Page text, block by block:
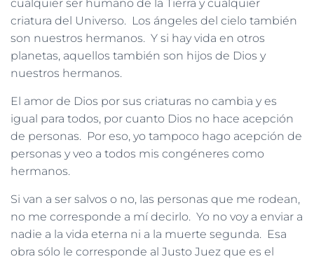
cualquier ser humano de la Tierra y cualquier
criatura del Universo. Los ángeles del cielo también
son nuestros hermanos. Y si hay vida en otros
planetas, aquellos también son hijos de Dios y
nuestros hermanos.
El amor de Dios por sus criaturas no cambia y es
igual para todos, por cuanto Dios no hace acepción
de personas. Por eso, yo tampoco hago acepción de
personas y veo a todos mis congéneres como
hermanos.
Si van a ser salvos o no, las personas que me rodean,
no me corresponde a mí decirlo. Yo no voy a enviar a
nadie a la vida eterna ni a la muerte segunda. Esa
obra sólo le corresponde al Justo Juez que es el